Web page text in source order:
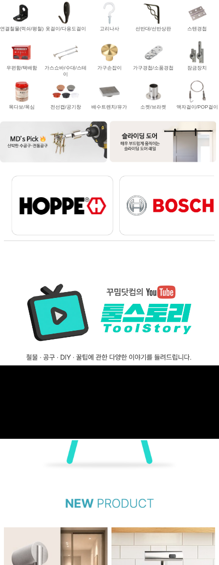
연결철물(꺽쇠/평철) 옷걸이/다용도걸이 고리나사 선반대/선반상판 스텐경첩
우편함/택배함
가스쇼바/수대/스테
이
가구손잡이 가구경첩/소품경첩 잠금장치
목다보/목심 전선캡/공기창 배수트렌치/유가 소켓/브라켓 액자걸이/POP걸이